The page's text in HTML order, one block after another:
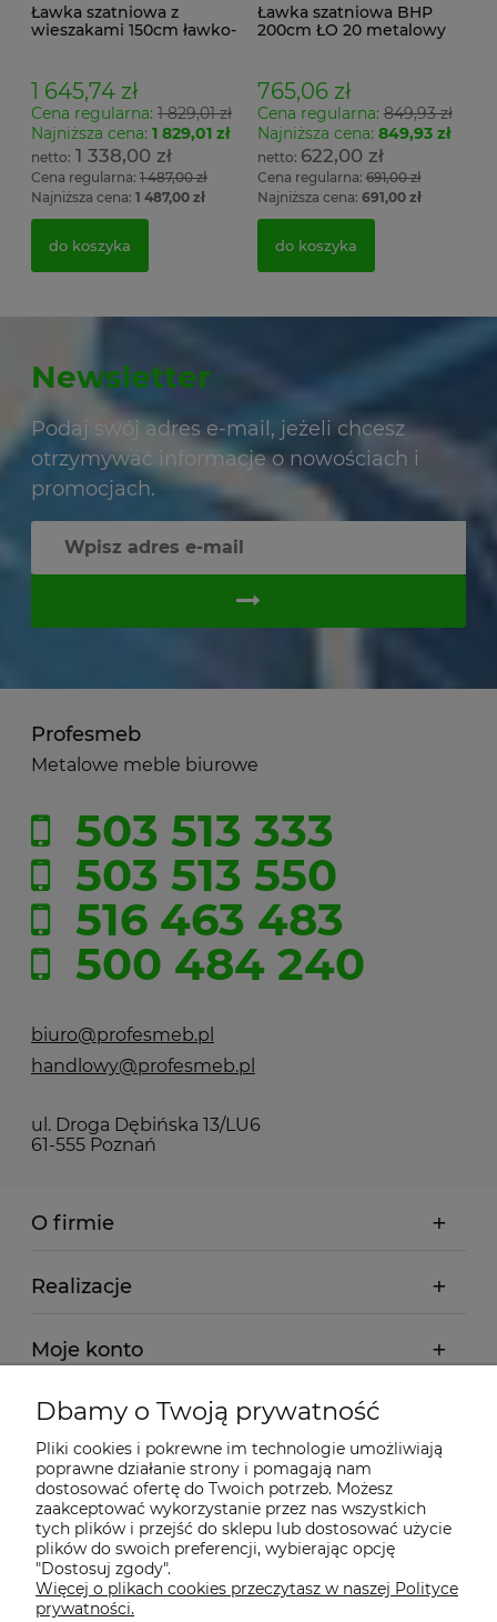
Ławka szatniowa z
wieszakami 150cm ławko-
1 645,74 zł
Cena regularna: 1 829,01 zł
Najniższa cena: 1 829,01 zł
1 338,00 zł
Cena regularna: 1 487,00 zł
Najniższa cena: 1 487,00 zł
do koszyka
Ławka szatniowa BHP
200cm ŁO 20 metalowy
765,06 zł
Cena regularna:849,93 zł
Najniższa cena: 849,93 zł
622,00 zł
Cena regularna:691,00 zł
Najniższa cena: 691,00 zł
do koszyka
Newsletter
Podaj swój adres e-mail, jeżeli chcesz
otrzymywać informacje o nowościach i
promocjach.
Profesmeb
Metalowe meble biurowe
503 513 333
503 513 550
516 463 483
500 484 240
biuro@profesmeb.pl
handlowy@profesmeb.pl
ul. Droga Dębińska 13/LU6
61-555 Poznań
O firmie
Realizacje
Moje konto
Regulamin
Dostawa - realizacja
Gwarancja i zwroty
Pomoc
Dbamy o Twoją prywatność
Pliki cookies i pokrewne im technologie umożliwiają
poprawne działanie strony i pomagają nam
dostosować ofertę do Twoich potrzeb. Możesz
zaakceptować wykorzystanie przez nas wszystkich
tych plików i przejść do sklepu lub dostosować użycie
plików do swoich preferencji, wybierając opcję
"Dostosuj zgody".
Więcej o plikach cookies przeczytasz w naszej Polityce
prywatności.